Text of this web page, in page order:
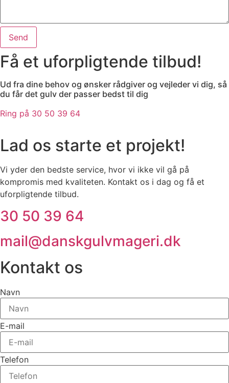
Send
Få et uforpligtende tilbud!
Ud fra dine behov og ønsker rådgiver og vejleder vi dig, så
du får det gulv der passer bedst til dig
Ring på 30 50 39 64
Lad os starte et projekt!
Vi yder den bedste service, hvor vi ikke vil gå på
kompromis med kvaliteten. Kontakt os i dag og få et
uforpligtende tilbud.
30 50 39 64
mail@danskgulvmageri.dk
Kontakt os
Navn
E-mail
Telefon